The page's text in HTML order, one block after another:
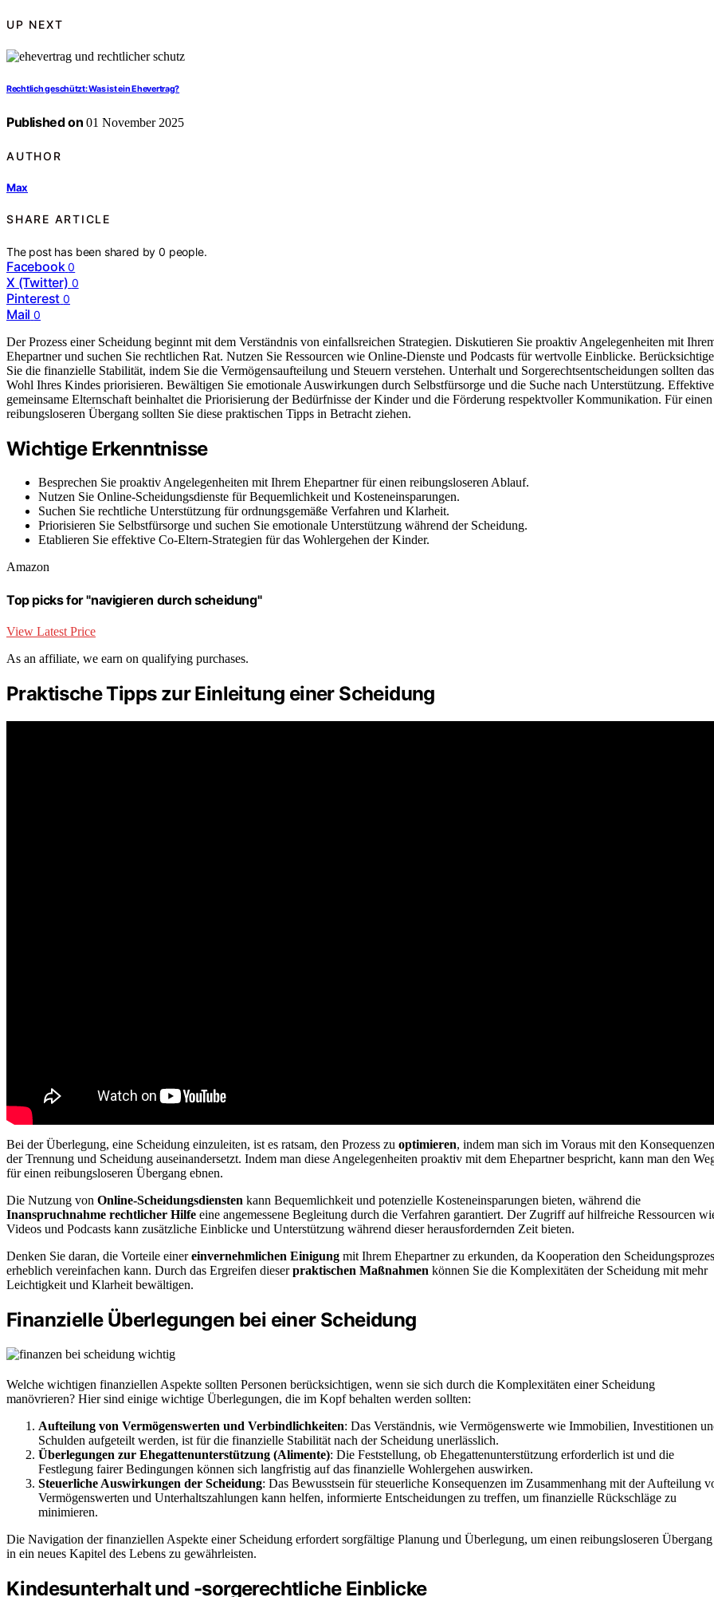
UP NEXT
Rechtlich geschützt: Was ist ein Ehevertrag?
Published on 01 November 2025
AUTHOR
Max
SHARE ARTICLE
The post has been shared by0 people.
Facebook 0
X (Twitter) 0
Pinterest 0
Mail 0
Der Prozess einer Scheidung beginnt mit dem Verständnis von einfallsreichen Strategien. Diskutieren Sie proaktiv Angelegenheiten mit
Ehepartner und suchen Sie rechtlichen Rat. Nutzen Sie Ressourcen wie Online-Dienste und Podcasts für wertvolle Einblicke.
Sie die finanzielle Stabilität, indem Sie die Vermögensaufteilung und Steuern verstehen. Unterhalt und Sorgerechtsentscheidungen sollten das
Wohl Ihres Kindes priorisieren. Bewältigen Sie emotionale Auswirkungen durch Selbstfürsorge und die Suche nach Unterstützung. Effektive
gemeinsame Elternschaft beinhaltet die Priorisierung der Bedürfnisse der Kinder und die Förderung respektvoller Kommunikation. Für einen
reibungsloseren Übergang sollten Sie diese praktischen Tipps in Betracht ziehen.
Wichtige Erkenntnisse
Besprechen Sie proaktiv Angelegenheiten mit Ihrem Ehepartner für einen reibungsloseren Ablauf.
Nutzen Sie Online-Scheidungsdienste für Bequemlichkeit und Kosteneinsparungen.
Suchen Sie rechtliche Unterstützung für ordnungsgemäße Verfahren und Klarheit.
Priorisieren Sie Selbstfürsorge und suchen Sie emotionale Unterstützung während der Scheidung.
Etablieren Sie effektive Co-Eltern-Strategien für das Wohlergehen der Kinder.
Amazon
Top picks for "navigieren durch scheidung"
View Latest Price
As an affiliate, we earn on qualifying purchases.
Praktische Tipps zur Einleitung einer Scheidung
Bei der Überlegung, eine Scheidung einzuleiten, ist es ratsam, den Prozess zu optimieren, indem man sich im Voraus mit den Konsequenzen
der Trennung und Scheidung auseinandersetzt. Indem man diese Angelegenheiten proaktiv mit dem Ehepartner bespricht, kann man den
für einen reibungsloseren Übergang ebnen.
Die Nutzung von Online-Scheidungsdiensten kann Bequemlichkeit und potenzielle Kosteneinsparungen bieten, während die
Inanspruchnahme rechtlicher Hilfe eine angemessene Begleitung durch die Verfahren garantiert. Der Zugriff auf hilfreiche Ressourcen
Videos und Podcasts kann zusätzliche Einblicke und Unterstützung während dieser herausfordernden Zeit bieten.
Denken Sie daran, die Vorteile einereinvernehmlichen Einigung mit Ihrem Ehepartner zu erkunden, da Kooperation den
erheblich vereinfachen kann. Durch das Ergreifen dieserpraktischen Maßnahmen können Sie die Komplexitäten der Scheidung mit mehr
Leichtigkeit und Klarheit bewältigen.
Finanzielle Überlegungen bei einer Scheidung
Welche wichtigen finanziellen Aspekte sollten Personen berücksichtigen, wenn sie sich durch die Komplexitäten einer Scheidung
manövrieren? Hier sind einige wichtige Überlegungen, die im Kopf behalten werden sollten:
Aufteilung von Vermögenswerten und Verbindlichkeiten: Das Verständnis, wie Vermögenswerte wie Immobilien, Investitionen
Schulden aufgeteilt werden, ist für die finanzielle Stabilität nach der Scheidung unerlässlich.
Überlegungen zur Ehegattenunterstützung (Alimente): Die Feststellung, ob Ehegattenunterstützung erforderlich ist und die
Festlegung fairer Bedingungen können sich langfristig auf das finanzielle Wohlergehen auswirken.
Steuerliche Auswirkungen der Scheidung: Das Bewusstsein für steuerliche Konsequenzen im Zusammenhang mit der Aufteilung
Vermögenswerten und Unterhaltszahlungen kann helfen, informierte Entscheidungen zu treffen, um finanzielle Rückschläge zu
minimieren.
Die Navigation der finanziellen Aspekte einer Scheidung erfordert sorgfältige Planung und Überlegung, um einen reibungsloseren Übergang
in ein neues Kapitel des Lebens zu gewährleisten.
Kindesunterhalt und -sorgerechtliche Einblicke